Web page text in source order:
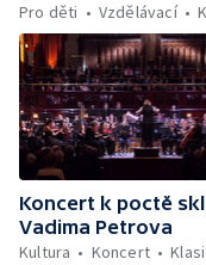
Pro děti
Vzdělávací
Koncert k poctě
Vadima Petrova
Kultura
Koncert